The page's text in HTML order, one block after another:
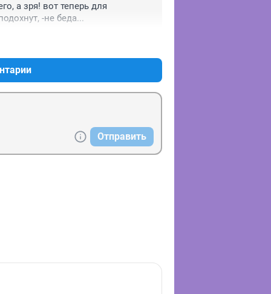
а зря! вот теперь для
-не беда...
Отправить